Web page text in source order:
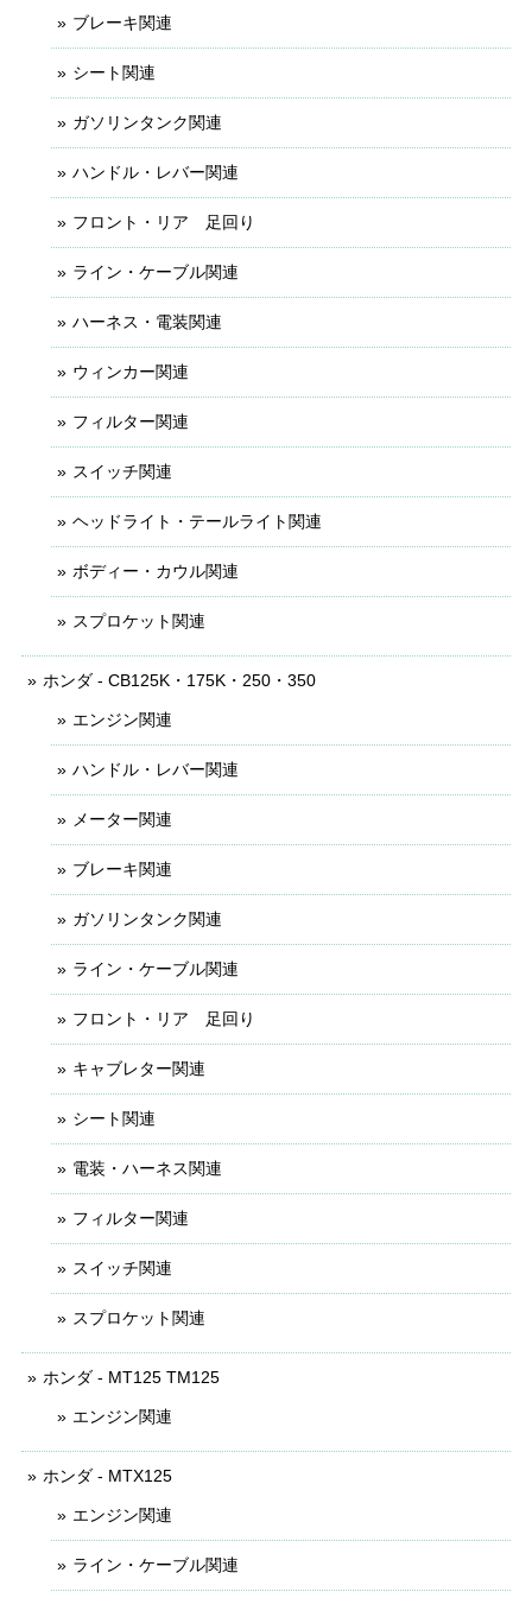
ブレーキ関連
シート関連
ガソリンタンク関連
ハンドル・レバー関連
フロント・リア 足回り
ライン・ケーブル関連
ハーネス・電装関連
ウィンカー関連
フィルター関連
スイッチ関連
ヘッドライト・テールライト関連
ボディー・カウル関連
スプロケット関連
ホンダ - CB125K・175K・250・350
エンジン関連
ハンドル・レバー関連
メーター関連
ブレーキ関連
ガソリンタンク関連
ライン・ケーブル関連
フロント・リア 足回り
キャブレター関連
シート関連
電装・ハーネス関連
フィルター関連
スイッチ関連
スプロケット関連
ホンダ - MT125 TM125
エンジン関連
ホンダ - MTX125
エンジン関連
ライン・ケーブル関連